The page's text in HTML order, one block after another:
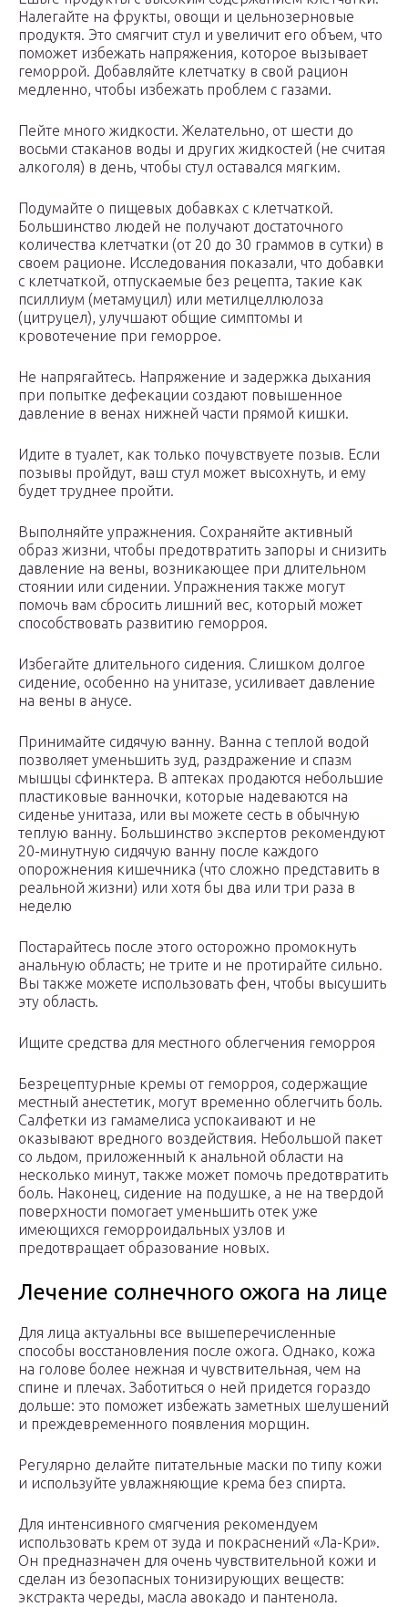
Налегайте на фрукты, овощи и цельнозерновые
продуктя. Это смягчит стул и увеличит его объем, что
поможет избежать напряжения, которое вызывает
геморрой. Добавляйте клетчатку в свой рацион
медленно, чтобы избежать проблем с газами.
Пейте много жидкости. Желательно, от шести до
восьми стаканов воды и других жидкостей (не считая
алкоголя) в день, чтобы стул оставался мягким.
Подумайте о пищевых добавках с клетчаткой.
Большинство людей не получают достаточного
количества клетчатки (от 20 до 30 граммов в сутки) в
своем рационе. Исследования показали, что добавки
с клетчаткой, отпускаемые без рецепта, такие как
псиллиум (метамуцил) или метилцеллюлоза
(цитруцел), улучшают общие симптомы и
кровотечение при геморрое.
Не напрягайтесь. Напряжение и задержка дыхания
при попытке дефекации создают повышенное
давление в венах нижней части прямой кишки.
Идите в туалет, как только почувствуете позыв. Если
позывы пройдут, ваш стул может высохнуть, и ему
будет труднее пройти.
Выполняйте упражнения. Сохраняйте активный
образ жизни, чтобы предотвратить запоры и снизить
давление на вены, возникающее при длительном
стоянии или сидении. Упражнения также могут
помочь вам сбросить лишний вес, который может
способствовать развитию геморроя.
Избегайте длительного сидения. Слишком долгое
сидение, особенно на унитазе, усиливает давление
на вены в анусе.
Принимайте сидячую ванну. Ванна с теплой водой
позволяет уменьшить зуд, раздражение и спазм
мышцы сфинктера. В аптеках продаются небольшие
пластиковые ванночки, которые надеваются на
сиденье унитаза, или вы можете сесть в обычную
теплую ванну. Большинство экспертов рекомендуют
20-минутную сидячую ванну после каждого
опорожнения кишечника (что сложно представить в
реальной жизни) или хотя бы два или три раза в
неделю
Постарайтесь после этого осторожно промокнуть
анальную область; не трите и не протирайте сильно.
Вы также можете использовать фен, чтобы высушить
эту область.
Ищите средства для местного облегчения геморроя
Безрецептурные кремы от геморроя, содержащие
местный анестетик, могут временно облегчить боль.
Салфетки из гамамелиса успокаивают и не
оказывают вредного воздействия. Небольшой пакет
со льдом, приложенный к анальной области на
несколько минут, также может помочь предотвратить
боль. Наконец, сидение на подушке, а не на твердой
поверхности помогает уменьшить отек уже
имеющихся геморроидальных узлов и
предотвращает образование новых.
Лечение солнечного ожога на лице
Для лица актуальны все вышеперечисленные
способы восстановления после ожога. Однако, кожа
на голове более нежная и чувствительная, чем на
спине и плечах. Заботиться о ней придется гораздо
дольше: это поможет избежать заметных шелушений
и преждевременного появления морщин.
Регулярно делайте питательные маски по типу кожи
и используйте увлажняющие крема без спирта.
Для интенсивного смягчения рекомендуем
использовать крем от зуда и покраснений «Ла-Кри».
Он предназначен для очень чувствительной кожи и
сделан из безопасных тонизирующих веществ:
экстракта череды, масла авокадо и пантенола.